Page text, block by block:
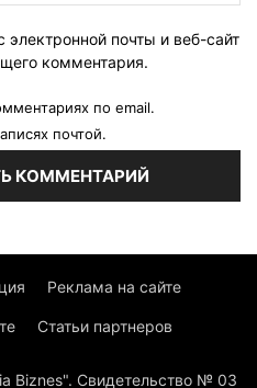
почты и веб-сайт
комментария.
по email.
почтой.
Реклама на сайте
Статьи партнеров
Biznes". Свидетельство № 03